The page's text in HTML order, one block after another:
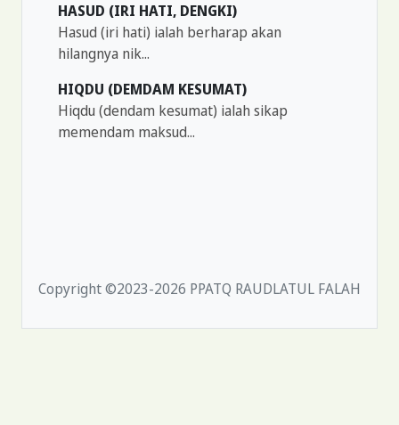
HASUD (IRI HATI, DENGKI)
Hasud (iri hati) ialah berharap akan
hilangnya nik...
HIQDU (DEMDAM KESUMAT)
Hiqdu (dendam kesumat) ialah sikap
memendam maksud...
Copyright ©2023-2026 PPATQ RAUDLATUL FALAH